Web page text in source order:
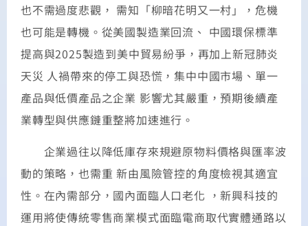
也不需過度悲觀， 需知「柳暗花明又一村」，危機
也可能是轉機。從美國製造業回流、 中國環保標準
提高與2025製造到美中貿易紛爭，再加上新冠肺炎
天災 人禍帶來的停工與恐慌，集中中國市場、單一
產品與低價產品之企業 影響尤其嚴重，預期後續產
業轉型與供應鏈重整將加速進行。
企業過往以降低庫存來規避原物料價格與匯率波
動的策略，也需重 新由風險管控的角度檢視其適宜
性。在內需部分，國內面臨人口老化 ，新興科技的
運用將使傳統零售商業模式面臨電商取代實體通路以